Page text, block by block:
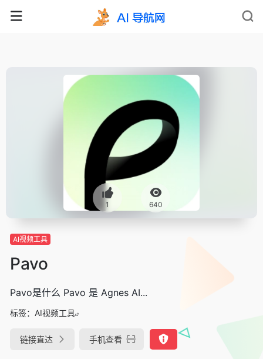
1 640
AI视频工具
Pavo
Pavo是什么 Pavo 是 Agnes AI...
标签： AI视频工具
链接直达 手机查看